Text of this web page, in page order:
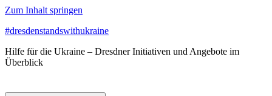
Zum Inhalt springen
#dresdenstandswithukraine
Hilfe für die Ukraine – Dresdner Initiativen und Angebote im
Überblick